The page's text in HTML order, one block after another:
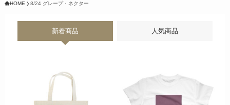
HOME 8/24 グレープ・ネクター
新着商品 人気商品